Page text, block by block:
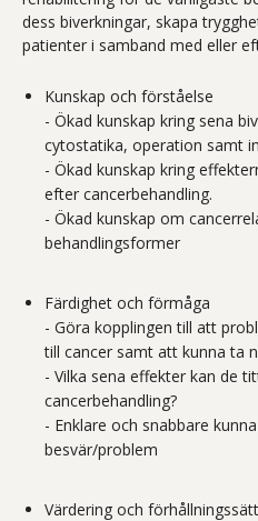
dess biverkningar, skapa
patienter i samband med eller
Kunskap och förståelse
- Ökad kunskap kring sena
cytostatika, operation samt
- Ökad kunskap kring
efter cancerbehandling.
- Ökad kunskap om
behandlingsformer
Färdighet och förmåga
- Göra kopplingen till att
till cancer samt att kunna ta
- Vilka sena effekter kan de
cancerbehandling?
- Enklare och snabbare
besvär/problem
Värdering och förhållningssätt